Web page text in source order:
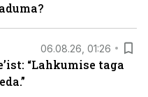
06.08.26, 01:26
“Lahkumise taga